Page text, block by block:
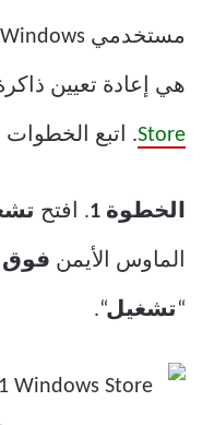
هي إعادة تعيين
Store. اتبع الخطوات
الخطوة 1 . افتح
الماوس الأيمن فوق
“ تشغيل“.